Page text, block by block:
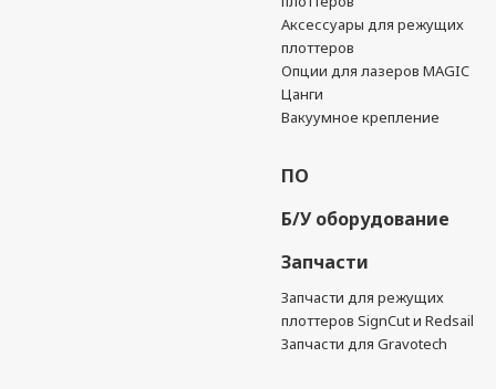
Аксессуары для режущих
плоттеров
Опции для лазеров MAGIC
Цанги
Вакуумное крепление
ПО
Б/У оборудование
Запчасти
Запчасти для режущих
плоттеров SignCut и Redsail
Запчасти для Gravotech